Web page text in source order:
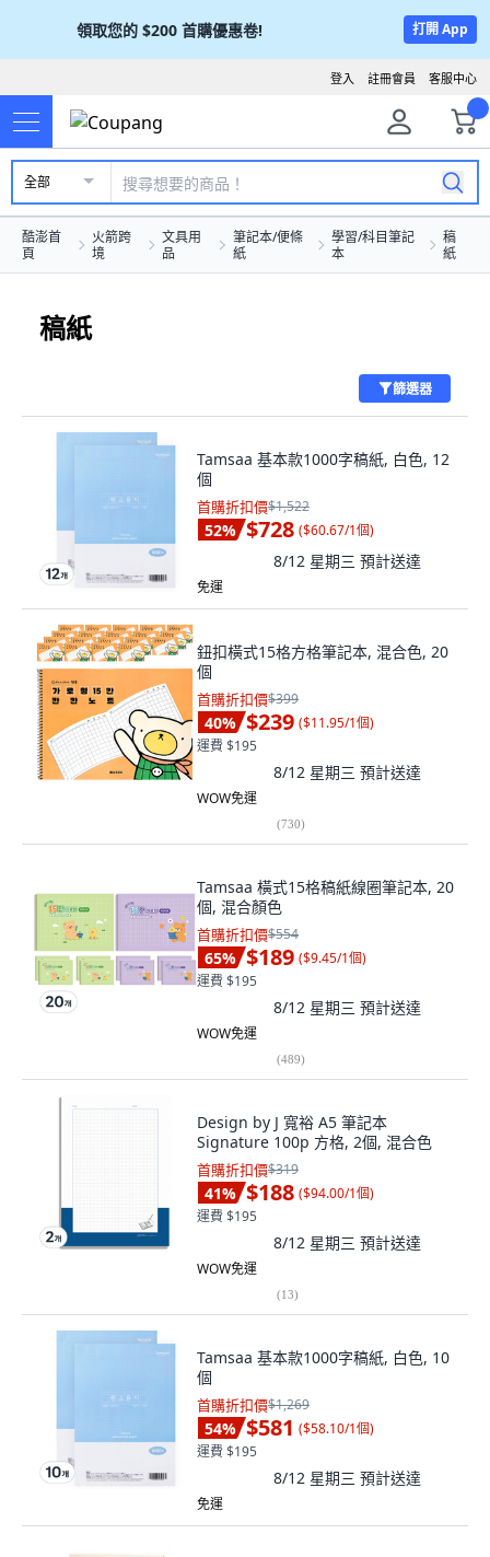
領取您的 $200 首購優惠卷! 打開 App
客服中心
註冊會員
登入
全部
酷澎首
頁
火箭跨
境
文具用
品
筆記本/便條
紙
學習/科目筆記
本
稿
紙
稿紙
篩選器
Tamsaa 基本款1000字稿紙, 白色, 12
個
首購折扣價$1,522
52% $728 ($60.67/1個)
8/12 星期三 預計送達
免運
鈕扣橫式15格方格筆記本, 混合色, 20
個
首購折扣價$399
40% $239 ($11.95/1個)
運費 $195
8/12 星期三 預計送達
WOW免運
(730)
Tamsaa 橫式15格稿紙線圈筆記本, 20
個, 混合顏色
首購折扣價$554
65% $189 ($9.45/1個)
運費 $195
8/12 星期三 預計送達
WOW免運
(489)
Design by J 寬裕 A5 筆記本
Signature 100p 方格, 2個, 混合色
首購折扣價$319
41% $188 ($94.00/1個)
運費 $195
8/12 星期三 預計送達
WOW免運
(13)
Tamsaa 基本款1000字稿紙, 白色, 10
個
首購折扣價$1,269
54% $581 ($58.10/1個)
運費 $195
8/12 星期三 預計送達
免運